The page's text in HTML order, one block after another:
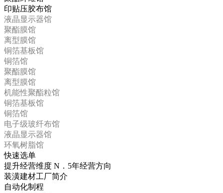
印贴压胶布馆
液晶显示器馆
聚酯膜馆
离型膜馆
铜箔基板馆
铜箔馆
聚酯膜馆
离型膜馆
机能性聚酯粒馆
铜箔基板馆
铜箔馆
电子级玻纤布馆
液晶显示器馆
环氧树脂馆
快速选单
提升经营维度 N．5年经营方向
装潢建材工厂简介
自动化制程